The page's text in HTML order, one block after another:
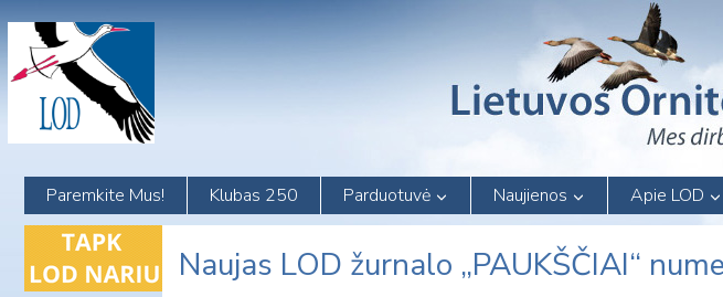
content
Paremkite Mus! Klubas 250 Parduotuvė Naujienos Apie LOD
Naujas LOD žurnalo „PAUKŠČIAI“